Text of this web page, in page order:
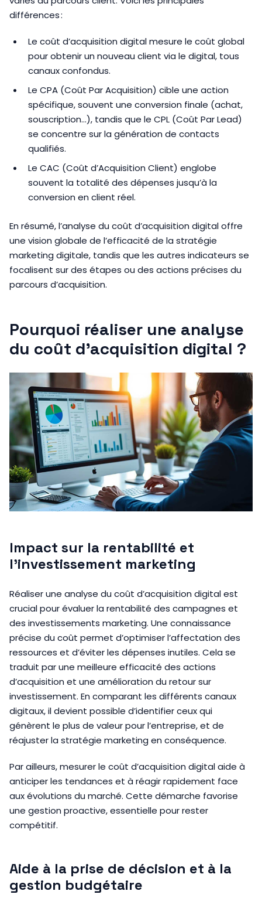
différences :
Le coût d’acquisition digital mesure le coût global
pour obtenir un nouveau client via le digital, tous
canaux confondus.
Le CPA (Coût Par Acquisition) cible une action
spécifique, souvent une conversion finale (achat,
souscription…), tandis que le CPL (Coût Par Lead)
se concentre sur la génération de contacts
qualifiés.
Le CAC (Coût d’Acquisition Client) englobe
souvent la totalité des dépenses jusqu’à la
conversion en client réel.
En résumé, l’analyse du coût d’acquisition digital offre
une vision globale de l’efficacité de la stratégie
marketing digitale, tandis que les autres indicateurs se
focalisent sur des étapes ou des actions précises du
parcours d’acquisition.
Pourquoi réaliser une analyse
du coût d’acquisition digital ?
Impact sur la rentabilité et
l’investissement marketing
Réaliser une analyse du coût d’acquisition digital est
crucial pour évaluer la rentabilité des campagnes et
des investissements marketing. Une connaissance
précise du coût permet d’optimiser l’affectation des
ressources et d’éviter les dépenses inutiles. Cela se
traduit par une meilleure efficacité des actions
d’acquisition et une amélioration du retour sur
investissement. En comparant les différents canaux
digitaux, il devient possible d’identifier ceux qui
génèrent le plus de valeur pour l’entreprise, et de
réajuster la stratégie marketing en conséquence.
Par ailleurs, mesurer le coût d’acquisition digital aide à
anticiper les tendances et à réagir rapidement face
aux évolutions du marché. Cette démarche favorise
une gestion proactive, essentielle pour rester
compétitif.
Aide à la prise de décision et à la
gestion budgétaire